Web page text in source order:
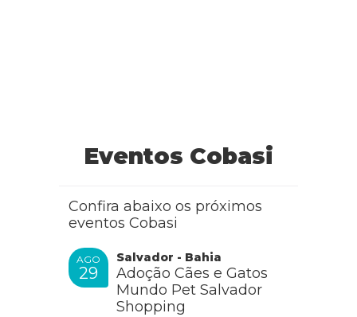
Eventos Cobasi
Confira abaixo os próximos
eventos Cobasi
AGO
29
Salvador - Bahia
Adoção Cães e Gatos
Mundo Pet Salvador
Shopping